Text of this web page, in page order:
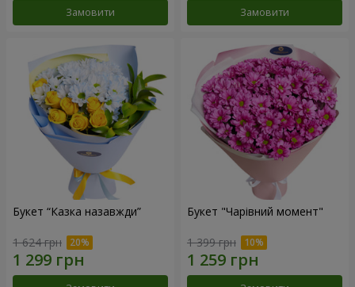
Замовити Замовити
Букет “Казка назавжди”
1 624 грн
Букет "Чарівний момент"
1 399 грн